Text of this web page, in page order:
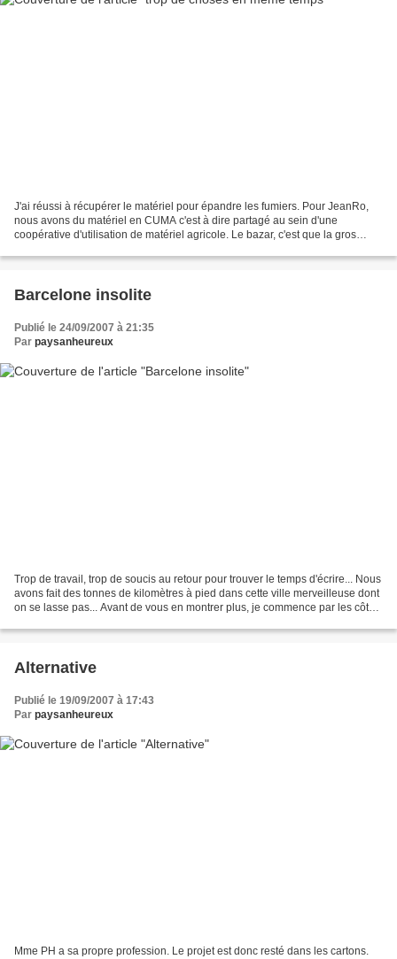
J'ai réussi à récupérer le matériel pour épandre les fumiers. Pour JeanRo,
nous avons du matériel en CUMA c'est à dire partagé au sein d'une
coopérative d'utilisation de matériel agricole. Le bazar, c'est que la gros
Barcelone insolite
Publié le 24/09/2007 à 21:35
Par paysanheureux
Trop de travail, trop de soucis au retour pour trouver le temps d'écrire... Nous
avons fait des tonnes de kilomètres à pied dans cette ville merveilleuse dont
on se lasse pas... Avant de vous en montrer plus, je commence par les côtés
Alternative
Publié le 19/09/2007 à 17:43
Par paysanheureux
Mme PH a sa propre profession. Le projet est donc resté dans les cartons.